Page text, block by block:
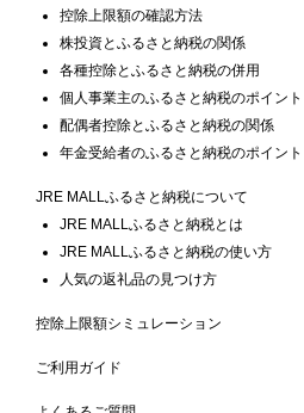
控除上限額の確認方法
株投資とふるさと納税の関係
各種控除とふるさと納税の併用
個人事業主のふるさと納税のポイント
配偶者控除とふるさと納税の関係
年金受給者のふるさと納税のポイント
JRE MALLふるさと納税について
JRE MALLふるさと納税とは
JRE MALLふるさと納税の使い方
人気の返礼品の見つけ方
控除上限額シミュレーション
ご利用ガイド